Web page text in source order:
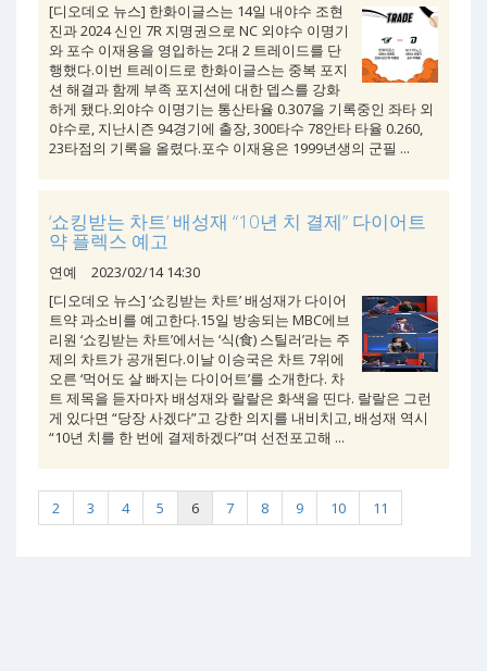
[디오데오 뉴스] 한화이글스는 14일 내야수 조현
진과 2024 신인 7R 지명권으로 NC 외야수 이명기
와 포수 이재용을 영입하는 2대 2 트레이드를 단
행했다.이번 트레이드로 한화이글스는 중복 포지
션 해결과 함께 부족 포지션에 대한 뎁스를 강화
하게 됐다.외야수 이명기는 통산타율 0.307을 기록중인 좌타 외
야수로, 지난시즌 94경기에 출장, 300타수 78안타 타율 0.260,
23타점의 기록을 올렸다.포수 이재용은 1999년생의 군필 ...
‘쇼킹받는 차트’ 배성재 “10년 치 결제” 다이어트
약 플렉스 예고
연예
2023/02/14 14:30
[디오데오 뉴스] ‘쇼킹받는 차트’ 배성재가 다이어
트약 과소비를 예고한다.15일 방송되는 MBC에브
리원 ‘쇼킹받는 차트’에서는 ‘식(食) 스틸러’라는 주
제의 차트가 공개된다.이날 이승국은 차트 7위에
오른 ‘먹어도 살 빠지는 다이어트’를 소개한다. 차
트 제목을 듣자마자 배성재와 랄랄은 화색을 띤다. 랄랄은 그런
게 있다면 “당장 사겠다”고 강한 의지를 내비치고, 배성재 역시
“10년 치를 한 번에 결제하겠다”며 선전포고해 ...
2 3 4 5 6 7 8 9 10 11